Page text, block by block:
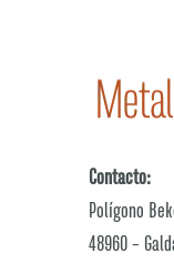
Contacto:
Polígono
48960 –